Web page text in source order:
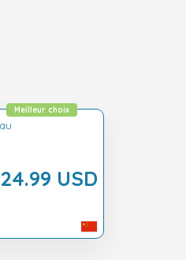
24.99 USD
Meilleur choix